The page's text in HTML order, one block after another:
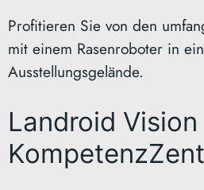
Profitieren Sie von den
mit einem Rasenroboter in
Ausstellungsgelände.
Landroid Vision